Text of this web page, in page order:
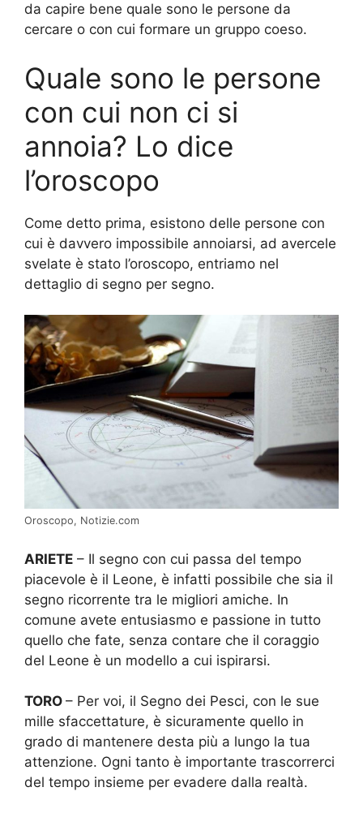
da capire bene quale sono le persone da
cercare o con cui formare un gruppo coeso.
Quale sono le persone
con cui non ci si
annoia? Lo dice
l’oroscopo
Come detto prima, esistono delle persone con
cui è davvero impossibile annoiarsi, ad avercele
svelate è stato l’oroscopo, entriamo nel
dettaglio di segno per segno.
Oroscopo, Notizie.com
ARIETE – Il segno con cui passa del tempo
piacevole è il Leone, è infatti possibile che sia il
segno ricorrente tra le migliori amiche. In
comune avete entusiasmo e passione in tutto
quello che fate, senza contare che il coraggio
del Leone è un modello a cui ispirarsi.
TORO – Per voi, il Segno dei Pesci, con le sue
mille sfaccettature, è sicuramente quello in
grado di mantenere desta più a lungo la tua
attenzione. Ogni tanto è importante trascorrerci
del tempo insieme per evadere dalla realtà.